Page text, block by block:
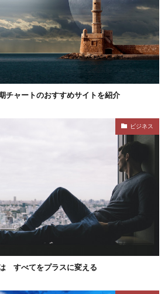
ャートのおすすめサイトを紹介
ビジネス
すべてをプラスに変える